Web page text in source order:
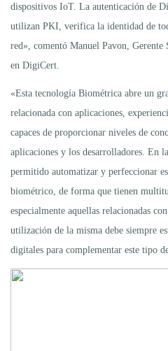
dispositivos IoT. La autenticación de
utilizan PKI, verifica la identidad de
red», comentó Manuel Pavon, Gerente
en DigiCert.
«Esta tecnología Biométrica abre un
relacionada con aplicaciones,
capaces de proporcionar niveles de
aplicaciones y los desarrolladores. En
permitido automatizar y perfeccionar
biométrico, de forma que tienen
especialmente aquellas relacionadas
utilización de la misma debe siempre
digitales para complementar este tipo